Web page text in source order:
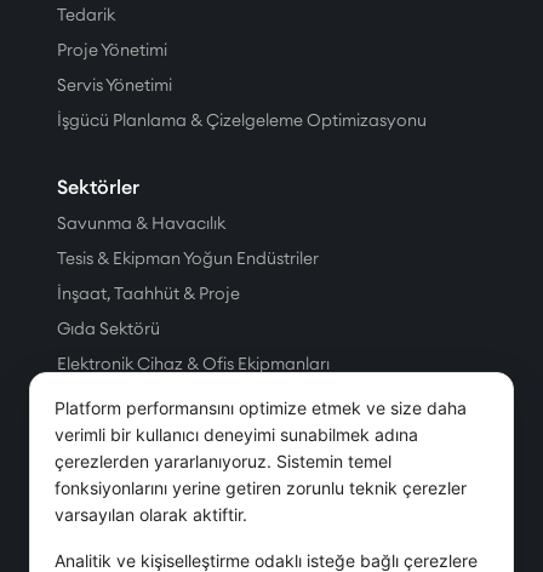
Tedarik
Proje Yönetimi
Servis Yönetimi
İşgücü Planlama & Çizelgeleme Optimizasyonu
Sektörler
Savunma & Havacılık
Tesis & Ekipman Yoğun Endüstriler
İnşaat, Taahhüt & Proje
Gıda Sektörü
Elektronik Cihaz & Ofis Ekipmanları
Üretim
Petrol & Doğal Gaz
Tesis Yönetim Hizmetleri
Telekom
Platform performansını optimize etmek ve size daha
verimli bir kullanıcı deneyimi sunabilmek adına
çerezlerden yararlanıyoruz. Sistemin temel
fonksiyonlarını yerine getiren zorunlu teknik çerezler
varsayılan olarak aktiftir.
Analitik ve kişiselleştirme odaklı isteğe bağlı çerezlere